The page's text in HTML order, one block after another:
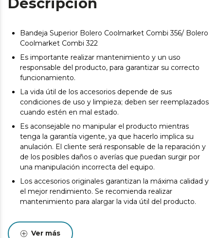
Bandeja Superior Bolero Coolmarket Combi 356/ Bolero
Coolmarket Combi 322
Es importante realizar mantenimiento y un uso
responsable del producto, para garantizar su correcto
funcionamiento.
La vida útil de los accesorios depende de sus
condiciones de uso y limpieza; deben ser reemplazados
cuando estén en mal estado.
Es aconsejable no manipular el producto mientras
tenga la garantía vigente, ya que hacerlo implica su
anulación. El cliente será responsable de la reparación y
de los posibles daños o averías que puedan surgir por
una manipulación incorrecta del equipo.
Los accesorios originales garantizan la máxima calidad y
el mejor rendimiento. Se recomienda realizar
mantenimiento para alargar la vida útil del producto.
Ver más